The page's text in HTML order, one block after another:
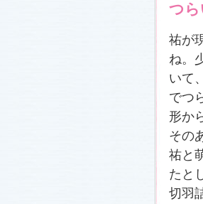
つ
祐が
ね。
いて
でつ
形か
その
祐と
たと
切羽